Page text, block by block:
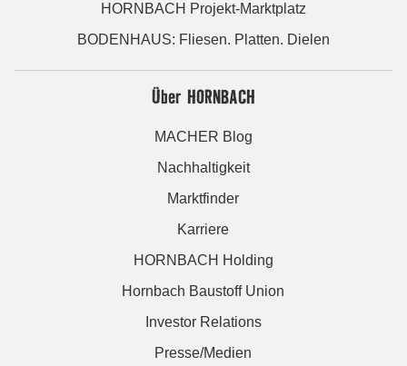
HORNBACH Projekt-Marktplatz
BODENHAUS: Fliesen. Platten. Dielen
Über HORNBACH
MACHER Blog
Nachhaltigkeit
Marktfinder
Karriere
HORNBACH Holding
Hornbach Baustoff Union
Investor Relations
Presse/Medien